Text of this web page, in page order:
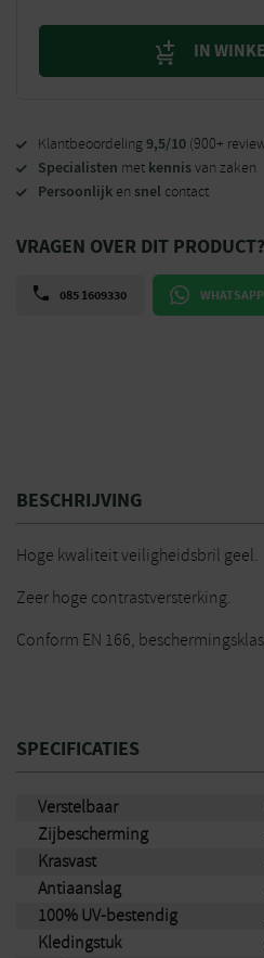
IN
Klantbeoordeling9,5/10 (900+
Specialisten met kennisvan zaken
Persoonlijk en snel contact
VRAGEN OVER DIT PRODUCT?
085 1609330 WHATSAPP
BESCHRIJVING
Hoge kwaliteit veiligheidsbril geel.
Zeer hoge contrastversterking.
Conform EN 166,
SPECIFICATIES
Verstelbaar
Zijbescherming
Krasvast
Antiaanslag
100% UV-bestendig
Kledingstuk